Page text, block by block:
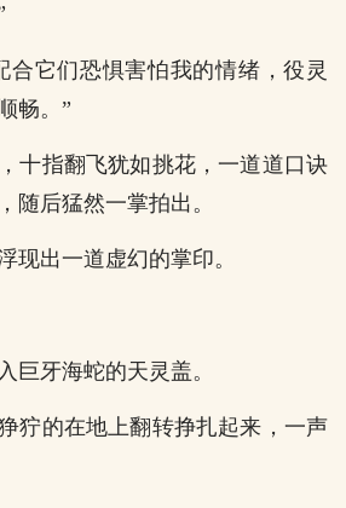
合它们恐惧害怕我的情绪，役灵
畅。”
十指翻飞犹如挑花，一道道口诀
随后猛然一掌拍出。
现出一道虚幻的掌印。
巨牙海蛇的天灵盖。
狞的在地上翻转挣扎起来，一声